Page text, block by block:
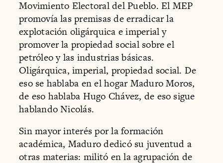
Movimiento Electoral del Pueblo. El MEP
promovía las premisas de erradicar la
explotación oligárquica e imperial y
promover la propiedad social sobre el
petróleo y las industrias básicas.
Oligárquica, imperial, propiedad social. De
eso se hablaba en el hogar Maduro Moros,
de eso hablaba Hugo Chávez, de eso sigue
hablando Nicolás.
Sin mayor interés por la formación
académica, Maduro dedicó su juventud a
otras materias: militó en la agrupación de